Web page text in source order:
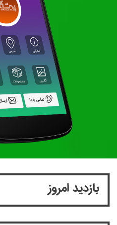
بازدید امروز